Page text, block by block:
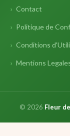
Contact
Politique de
Conditions
Mentions
© 2026 Fleur